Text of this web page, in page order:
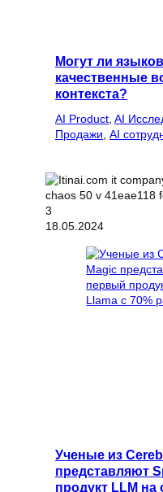
Могут ли
качественные
контекста?
AI Product, AI
Продажи, AI
18.05.2024
Ученые из
представляют
продукт LLM на